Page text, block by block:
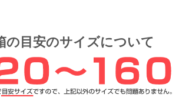
の目安のサイズについて